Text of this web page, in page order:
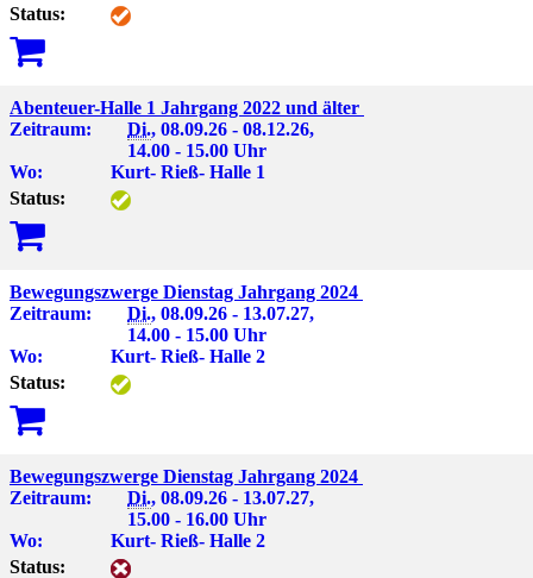
Status:
Abenteuer-Halle 1 Jahrgang 2022 und älter
Zeitraum:
Di., 08.09.26 - 08.12.26,
14.00 - 15.00 Uhr
Wo:
Kurt- Rieß- Halle 1
Status:
Bewegungszwerge Dienstag Jahrgang 2024
Zeitraum:
Di., 08.09.26 - 13.07.27,
14.00 - 15.00 Uhr
Wo:
Kurt- Rieß- Halle 2
Status:
Bewegungszwerge Dienstag Jahrgang 2024
Zeitraum:
Di., 08.09.26 - 13.07.27,
15.00 - 16.00 Uhr
Wo:
Kurt- Rieß- Halle 2
Status: